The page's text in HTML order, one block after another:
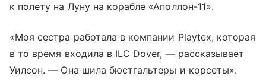
к полету на Луну на корабле «Аполлон-11».
«Моя сестра работала в компании Playtex, которая
в то время входила в ILC Dover, — рассказывает
Уилсон. — Она шила бюстгальтеры и корсеты».